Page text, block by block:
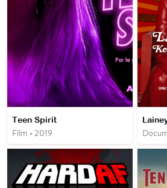
Teen Spirit
Film • 2019